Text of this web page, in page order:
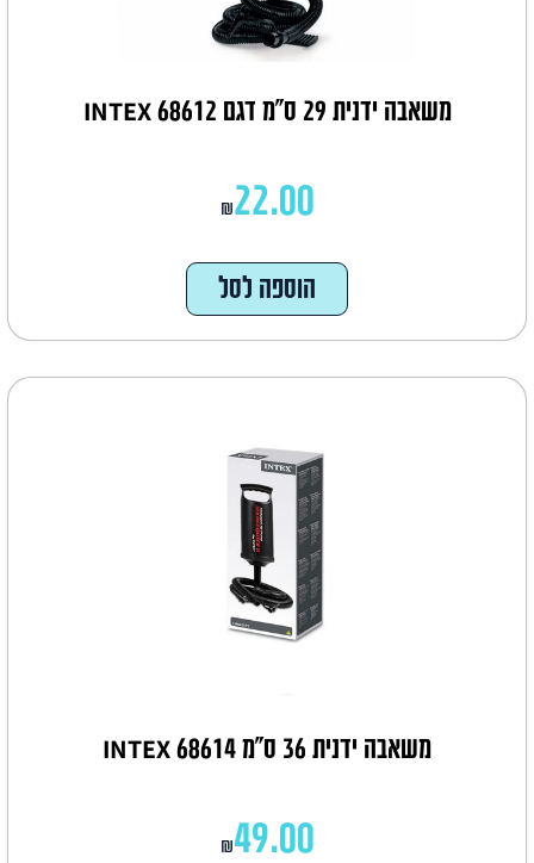
משאבה ידנית 29 ס"מ דגם INTEX 68612
₪22.00
הוספה לסל
משאבה ידנית 36 ס"מ INTEX 68614
₪49.00